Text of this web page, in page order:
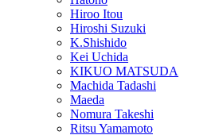
Hiroo Itou
Hiroshi Suzuki
K.Shishido
Kei Uchida
KIKUO MATSUDA
Machida Tadashi
Maeda
Nomura Takeshi
Ritsu Yamamoto